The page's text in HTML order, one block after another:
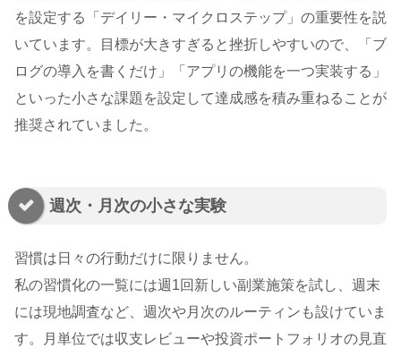
を設定する「デイリー・マイクロステップ」の重要性を説
いています。目標が大きすぎると挫折しやすいので、「ブ
ログの導入を書くだけ」「アプリの機能を一つ実装する」
といった小さな課題を設定して達成感を積み重ねることが
推奨されていました。
週次・月次の小さな実験
習慣は日々の行動だけに限りません。
私の習慣化の一覧には週1回新しい副業施策を試し、週末
には現地調査など、週次や月次のルーティンも設けていま
す。月単位では収支レビューや投資ポートフォリオの見直